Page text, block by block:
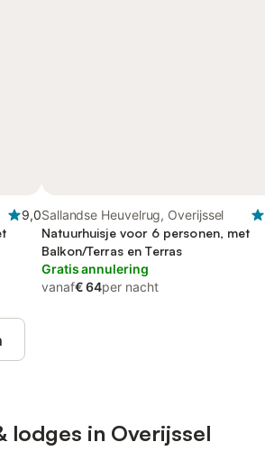
9,0Sallandse Heuvelrug, Overijssel
Natuurhuisje voor 6 personen, met
Balkon/Terras en Terras
Gratis annulering
vanaf€ 64per nacht
lodges in Overijssel